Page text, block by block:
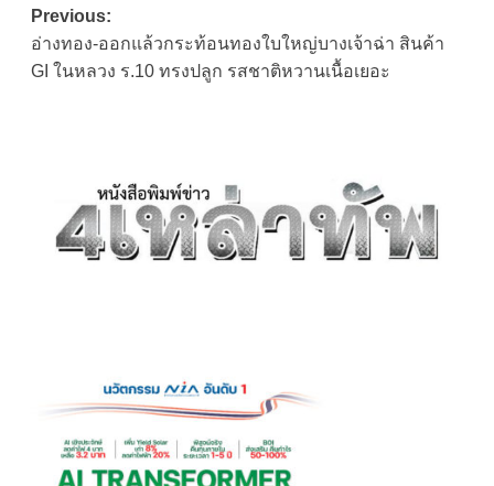
Post
navigation
Previous:
อ่างทอง-ออกแล้วกระท้อนทองใบใหญ่บางเจ้าฉ่า สินค้า
GI ในหลวง ร.10 ทรงปลูก รสชาติหวานเนื้อเยอะ